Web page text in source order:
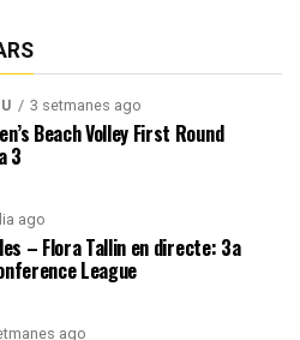
3 setmanes ago
Beach Volley First Round
3
ago
– Flora Tallin en directe: 3a
League
ago